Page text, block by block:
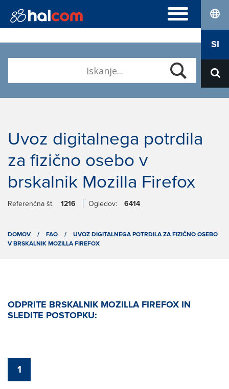
POGOSTA VPRAŠANJA
Hal E-Bank Corporate
Obnova
Prevzem Nexus Personal
O NAS
SI
Uvoz digitalnega potrdila
za fizično osebo v
brskalnik Mozilla Firefox
Referenčna št. 1216 Ogledov: 6414
DOMOV / FAQ /
UVOZ DIGITALNEGA POTRDILA ZA FIZIČNO OSEBO
V BRSKALNIK MOZILLA FIREFOX
ODPRITE BRSKALNIK MOZILLA FIREFOX IN
SLEDITE POSTOPKU:
1